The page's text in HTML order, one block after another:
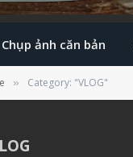
Chụp ảnh căn bản
» Category: "VLOG"